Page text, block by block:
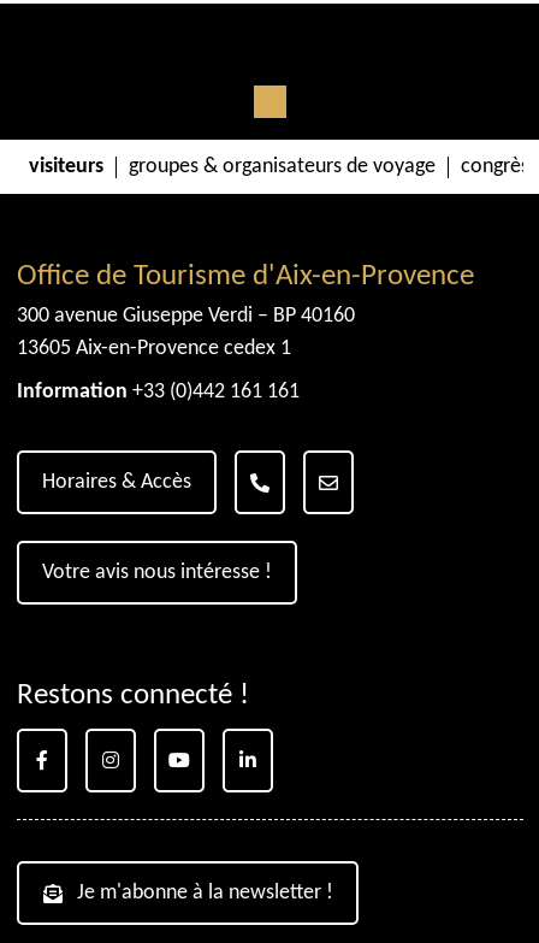
visiteurs groupes & organisateurs de voyage congrès
Office de Tourisme d'Aix-en-Provence
300 avenue Giuseppe Verdi – BP 40160
13605 Aix-en-Provence cedex 1
Information +33 (0)442 161 161
Horaires & Accès
Votre avis nous intéresse !
Restons connecté !
Je m'abonne à la newsletter !